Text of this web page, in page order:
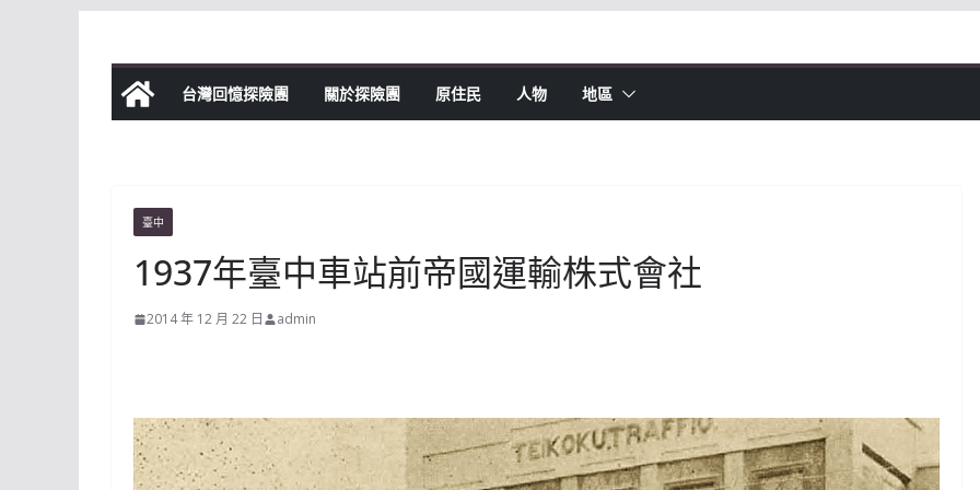
content
台灣回憶探險團 關於探險團 原住民 人物 地區
臺中
1937年臺中車站前帝國運輸株式會社
2014 年 12 月 22 日 admin